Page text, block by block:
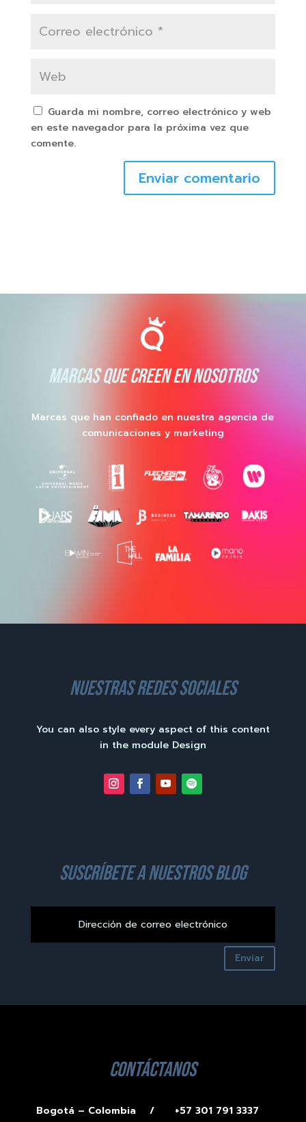
Guarda mi nombre, correo electrónico y web
en este navegador para la próxima vez que
comente.
Enviar comentario
MARCAS QUE CREEN EN NOSOTROS
Marcas que han confiado en nuestra agencia de
comunicaciones y marketing
nuestras redes sociales
You can also style every aspect of this content
in the module Design
suscríbete a nuestros blog
Enviar
contáctanos
Bogotá – Colombia /
+57 301 791 3337